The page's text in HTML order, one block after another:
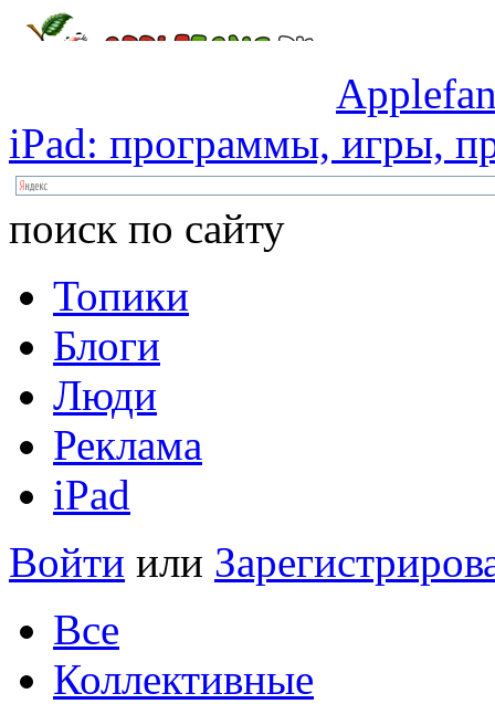
iPad: программы, игры,
поиск по сайту
Топики
Блоги
Люди
Реклама
iPad
Войти или
Все
Коллективные